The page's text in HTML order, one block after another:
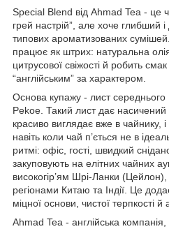
Special Blend від Ahmad Tea - це
грей настрій”, але хоче глибший
типових ароматизованих
працює як штрих: натуральна
цитрусової свіжості й робить
“англійським” за характером.
Основа купажу - лист середнього
Pekoe. Такий лист дає насичений
красиво виглядає вже в чайнику,
навіть коли чай п’ється не в
ритмі: офіс, гості, швидкий
закуповують на елітних чайних
високогір’ям Шрі-Ланки
регіонами Китаю та Індії. Це
міцної основи, чистої терпкості й
Ahmad Tea - англійська